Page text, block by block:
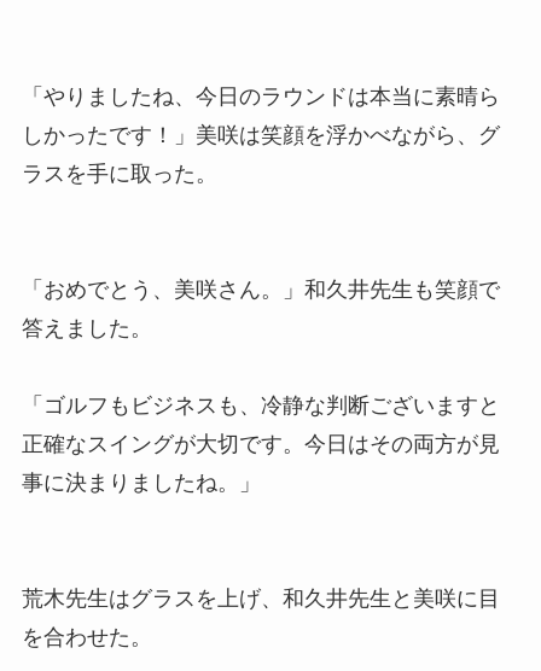
「やりましたね、今日のラウンドは本当に素晴ら
しかったです！」美咲は笑顔を浮かべながら、グ
ラスを手に取った。
「おめでとう、美咲さん。」和久井先生も笑顔で
答えました。
「ゴルフもビジネスも、冷静な判断ございますと
正確なスイングが大切です。今日はその両方が見
事に決まりましたね。」
荒木先生はグラスを上げ、和久井先生と美咲に目
を合わせた。